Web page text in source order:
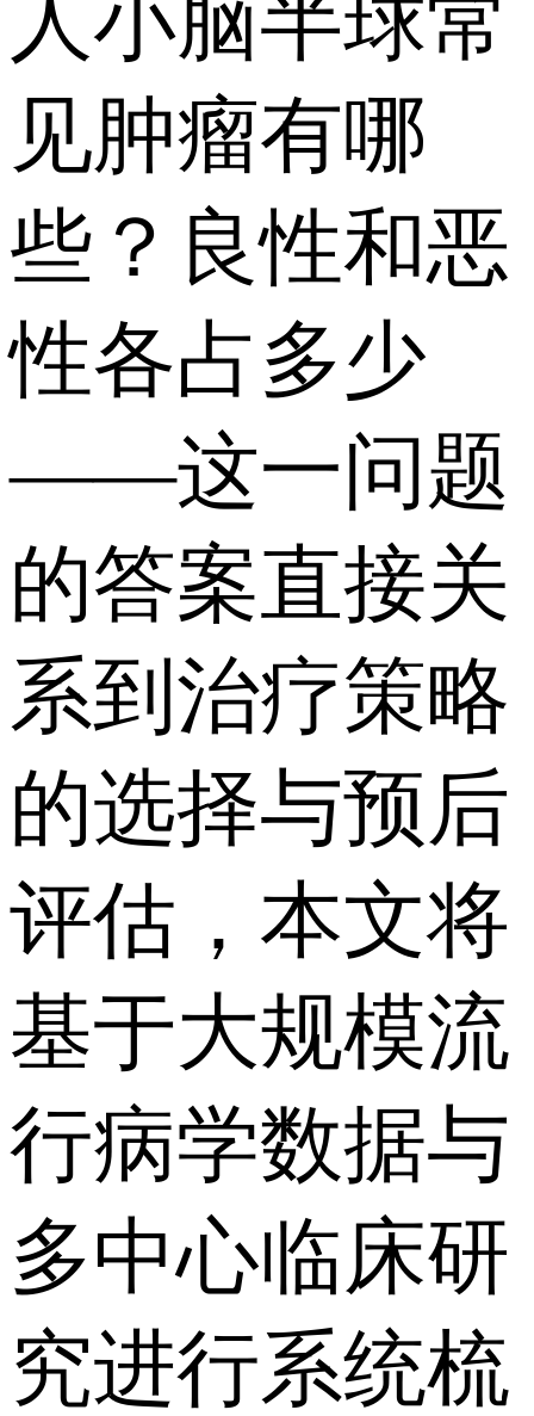
人小脑半球常
见肿瘤有哪
些？良性和恶
性各占多少
——这一问题
的答案直接关
系到治疗策略
的选择与预后
评估，本文将
基于大规模流
行病学数据与
多中心临床研
究进行系统梳